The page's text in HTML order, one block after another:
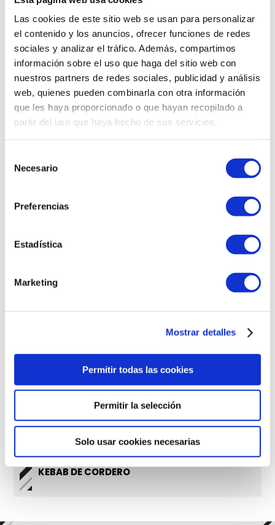
Las cookies de este sitio web se usan para personalizar
el contenido y los anuncios, ofrecer funciones de redes
sociales y analizar el tráfico. Además, compartimos
información sobre el uso que haga del sitio web con
nuestros partners de redes sociales, publicidad y análisis
web, quienes pueden combinarla con otra información
que les haya proporcionado o que hayan recopilado a
partir del uso que haya hecho de sus servicios.
Necesario
Preferencias
Estadística
Marketing
Mostrar detalles
Permitir todas las cookies
Permitir la selección
Solo usar cookies necesarias
Niños
Ocasiones Especiales
KEBAB DE CORDERO